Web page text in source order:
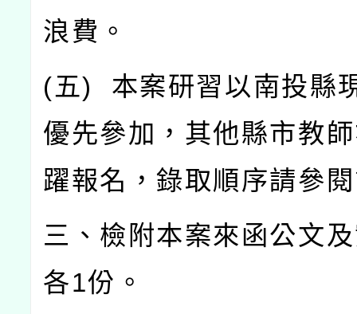
浪費。
(五) 本案研習以南投縣
優先參加，其他縣市教
躍報名，錄取順序請參
三、檢附本案來函公文
各1份。